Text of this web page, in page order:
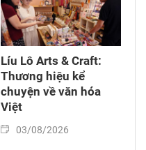
Líu Lô Arts & Craft:
Thương hiệu kể
chuyện về văn hóa
Việt
03/08/2026